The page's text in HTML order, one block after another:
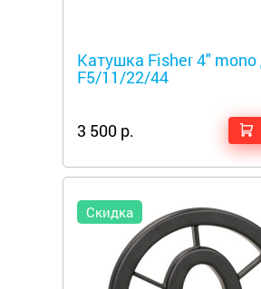
Катушка Fisher 4" mono
F5/11/22/44
3 500 р.
Скидка